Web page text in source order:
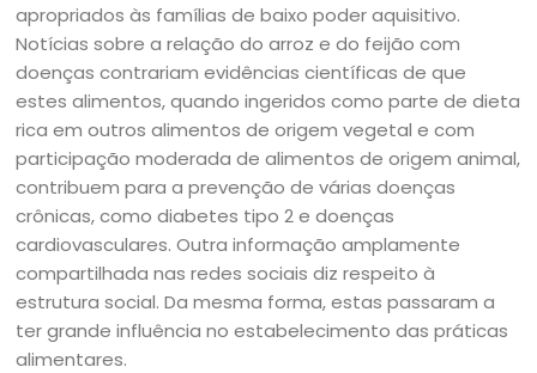
apropriados às famílias de baixo poder aquisitivo.
Notícias sobre a relação do arroz e do feijão com
doenças contrariam evidências científicas de que
estes alimentos, quando ingeridos como parte de dieta
rica em outros alimentos de origem vegetal e com
participação moderada de alimentos de origem animal,
contribuem para a prevenção de várias doenças
crônicas, como diabetes tipo 2 e doenças
cardiovasculares. Outra informação amplamente
compartilhada nas redes sociais diz respeito à
estrutura social. Da mesma forma, estas passaram a
ter grande influência no estabelecimento das práticas
alimentares.